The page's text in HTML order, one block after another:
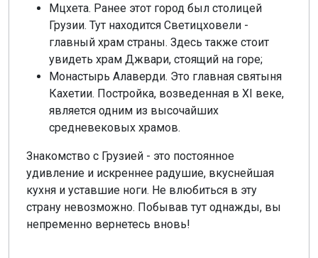
Мцхета. Ранее этот город был столицей
Грузии. Тут находится Светицховели -
главный храм страны. Здесь также стоит
увидеть храм Джвари, стоящий на горе;
Монастырь Алаверди. Это главная святыня
Кахетии. Постройка, возведенная в XI веке,
является одним из высочайших
средневековых храмов.
Знакомство с Грузией - это постоянное
удивление и искреннее радушие, вкуснейшая
кухня и уставшие ноги. Не влюбиться в эту
страну невозможно. Побывав тут однажды, вы
непременно вернетесь вновь!